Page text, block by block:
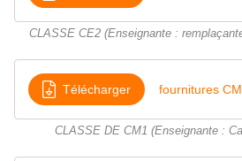
CLASSE CE2 (Enseignante :
Télécharger fournitures
CLASSE DE CM1 (Enseignante :